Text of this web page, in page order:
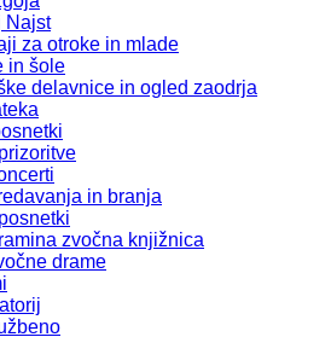
Najst
za otroke in mlade
in šole
delavnice in ogled zaodrja
in branja
zvočna knjižnica
drame